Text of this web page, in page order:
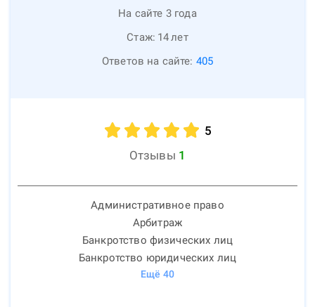
На сайте 3 года
Стаж: 14лет
Ответов на сайте: 405
5
Отзывы 1
Административное право
Арбитраж
Банкротство физических лиц
Банкротство юридических лиц
Ещё 40